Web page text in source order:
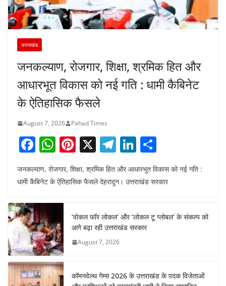
उत्तराखंड
जनकल्याण, रोजगार, शिक्षा, श्रमिक हित और
आधारभूत विकास को नई गति : धामी कैबिनेट
के ऐतिहासिक फैसले
August 7, 2026 Pahad Times
F
c
b
o
o
k
W
at
s
A
p
p
Pi
er
st
X T
el
e
a
m
Li
k
dI
n
h
ar
जनकल्याण, रोजगार, शिक्षा, श्रमिक हित और आधारभूत विकास को नई गति :
धामी कैबिनेट के ऐतिहासिक फैसले देहरादून। उत्तराखंड सरकार
‘वोकल फॉर लोकल’ और ‘लोकल टू ग्लोबल’ के संकल्प को
आगे बढ़ा रही उत्तराखंड सरकार
August 7, 2026
कॉमनवेल्थ गेम्स 2026 के उत्तराखंड के पदक विजेताओं